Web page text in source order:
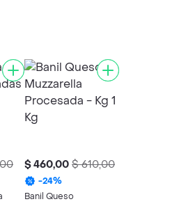
$ 460,00 $ 610,00
-24%
Banil Queso